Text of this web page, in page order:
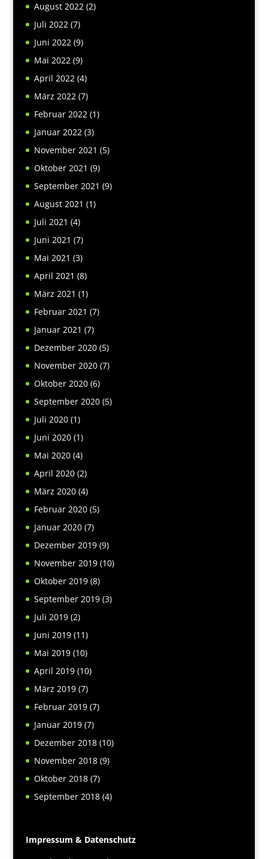
August 2022(2)
Juli 2022(7)
Juni 2022(9)
Mai 2022(9)
April 2022(4)
März 2022(7)
Februar 2022(1)
Januar 2022(3)
November 2021 (5)
Oktober 2021 (9)
September 2021 (9)
August 2021 (1)
Juli 2021 (4)
Juni 2021 (7)
Mai 2021 (3)
April 2021 (8)
März 2021 (1)
Februar 2021 (7)
Januar 2021 (7)
Dezember 2020(5)
November 2020(7)
Oktober 2020(6)
September 2020(5)
Juli 2020(1)
Juni 2020(1)
Mai 2020(4)
April 2020(2)
März 2020(4)
Februar 2020(5)
Januar 2020(7)
Dezember 2019(9)
November 2019(10)
Oktober 2019(8)
September 2019(3)
Juli 2019(2)
Juni 2019(11)
Mai 2019(10)
April 2019(10)
März 2019(7)
Februar 2019(7)
Januar 2019(7)
Dezember 2018(10)
November 2018(9)
Oktober 2018(7)
September 2018(4)
Impressum & Datenschutz